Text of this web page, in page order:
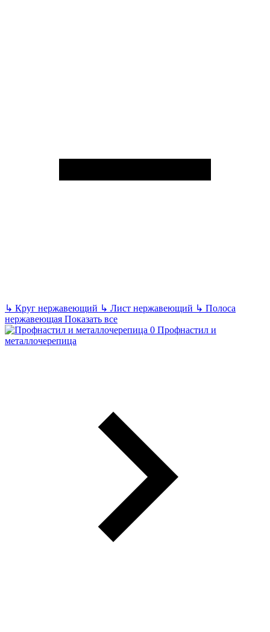
↳ Круг нержавеющий ↳ Лист нержавеющий ↳ Полоса
нержавеющая Показать все
Профнастил и
металлочерепица